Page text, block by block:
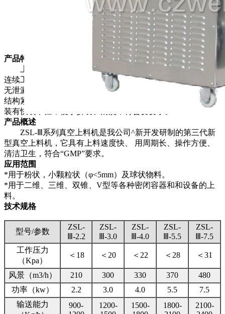
产品特点
上料速度快。
连续工作时间长。
无泄漏现象，清洁卫生，适合于洁净厂房。
结构紧凑、移动方便、操作简单。
装有快装卡箍，便于折装和清洗，符合要要求。
产品概述
ZSL-Ⅲ系列真空上料机是我公司^新开发研制的第三代新
型真空上料机，它具有上料速度快、 用周期长、操作方便、
清洁卫生，符合“GMP”要求。
应用范围
*用于粉状，小颗粒状（φ<5mm）及球状物料。
*用于二维、三维、双锥、V型等各种密闭容器和和设备的上
料。
技术规格
型号/参数
ZSL-
Ⅲ-2.2
ZSL-
Ⅲ-3.0
ZSL-
Ⅲ-4.0
ZSL-
Ⅲ-5.5
ZSL-
Ⅲ-7.5
工作压力
（Kpa）
＜18 ＜20 ＜22 ＜28 ＜31
风景（m3/h） 210 300 330 370
480
功率（kw）
2.2 3.0 4.0 5.5
7.5
输送能力
900-
1200-
1500-
1800-
2100-